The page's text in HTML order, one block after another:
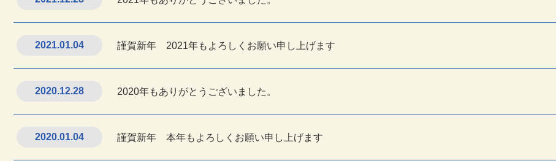
2021.01.04 謹賀新年 2021年もよろしくお願い申し上げます
2020.12.28 2020年もありがとうございました。
2020.01.04 謹賀新年 本年もよろしくお願い申し上げます